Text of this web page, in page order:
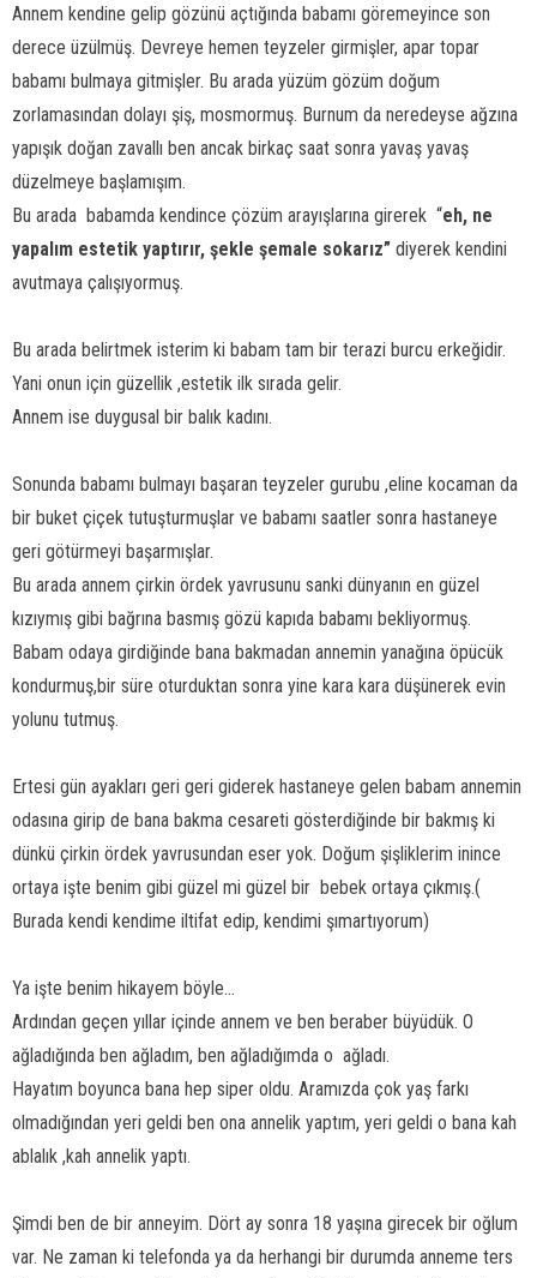
Annem kendine gelip gözünü açtığında babamı göremeyince son
derece üzülmüş. Devreye hemen teyzeler girmişler, apar topar
babamı bulmaya gitmişler. Bu arada yüzüm gözüm doğum
zorlamasından dolayı şiş, mosmormuş. Burnum da neredeyse ağzına
yapışık doğan zavallı ben ancak birkaç saat sonra yavaş yavaş
düzelmeye başlamışım.
Bu arada babamda kendince çözüm arayışlarına girerek “eh, ne
yapalım estetik yaptırır, şekle şemale sokarız” diyerek kendini
avutmaya çalışıyormuş.
Bu arada belirtmek isterim ki babam tam bir terazi burcu erkeğidir.
Yani onun için güzellik ,estetik ilk sırada gelir.
Annem ise duygusal bir balık kadını.
Sonunda babamı bulmayı başaran teyzeler gurubu ,eline kocaman da
bir buket çiçek tutuşturmuşlar ve babamı saatler sonra hastaneye
geri götürmeyi başarmışlar.
Bu arada annem çirkin ördek yavrusunu sanki dünyanın en güzel
kızıymış gibi bağrına basmış gözü kapıda babamı bekliyormuş.
Babam odaya girdiğinde bana bakmadan annemin yanağına öpücük
kondurmuş,bir süre oturduktan sonra yine kara kara düşünerek evin
yolunu tutmuş.
Ertesi gün ayakları geri geri giderek hastaneye gelen babam annemin
odasına girip de bana bakma cesareti gösterdiğinde bir bakmış ki
dünkü çirkin ördek yavrusundan eser yok. Doğum şişliklerim inince
ortaya işte benim gibi güzel mi güzel bir bebek ortaya çıkmış.(
Burada kendi kendime iltifat edip, kendimi şımartıyorum)
Ya işte benim hikayem böyle…
Ardından geçen yıllar içinde annem ve ben beraber büyüdük. O
ağladığında ben ağladım, ben ağladığımda o ağladı.
Hayatım boyunca bana hep siper oldu. Aramızda çok yaş farkı
olmadığından yeri geldi ben ona annelik yaptım, yeri geldi o bana kah
ablalık ,kah annelik yaptı.
Şimdi ben de bir anneyim. Dört ay sonra 18 yaşına girecek bir oğlum
var. Ne zaman ki telefonda ya da herhangi bir durumda anneme ters